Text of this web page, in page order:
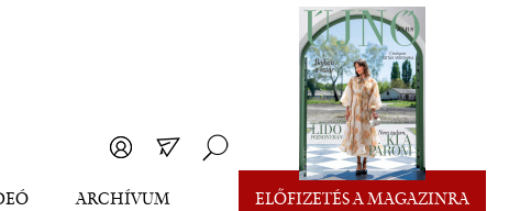
ARCHÍVUM ELŐFIZETÉS A MAGAZINRA